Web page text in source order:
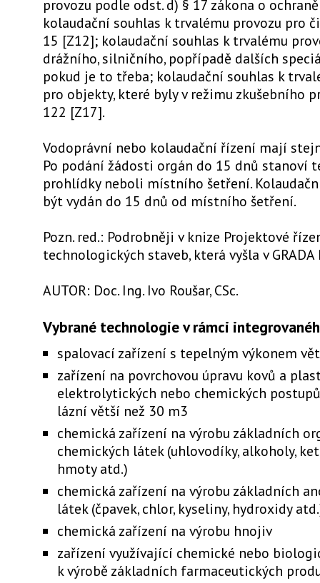
provozu podle odst. d) § 17 zákona o
kolaudační souhlas k trvalému provozu pro
15 [Z12]; kolaudační souhlas k trvalému
drážního, silničního, popřípadě dalších
pokud je to třeba; kolaudační souhlas k
pro objekty, které byly v režimu zkušebního
122 [Z17].
Vodoprávní nebo kolaudační řízení mají
Po podání žádosti orgán do 15 dnů stanoví
prohlídky neboli místního šetření.
být vydán do 15 dnů od místního šetření.
Pozn. red.: Podrobněji v knize Projektové
technologických staveb, která vyšla v GRADA
AUTOR: Doc. Ing. Ivo Roušar, CSc.
Vybrané technologie v rámci
spalovací zařízení s tepelným výkonem
zařízení na povrchovou úpravu kovů a
elektrolytických nebo chemických
lázní větší než 30 m3
chemická zařízení na výrobu základních
chemických látek (uhlovodíky, alkoholy,
hmoty atd.)
chemická zařízení na výrobu základních
látek (čpavek, chlor, kyseliny, hydroxidy
chemická zařízení na výrobu hnojiv
zařízení využívající chemické nebo
k výrobě základních farmaceutických